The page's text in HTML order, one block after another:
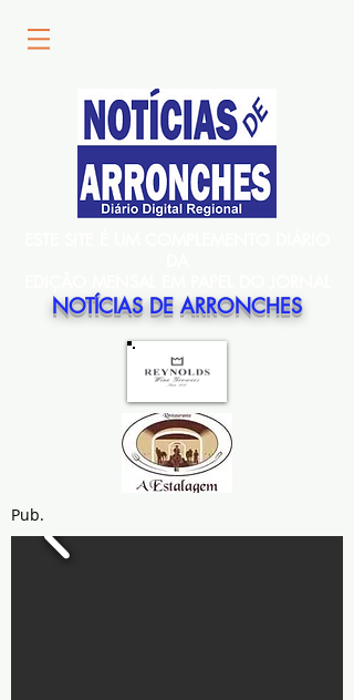
NOTÍCIAS DE ARRONCHES
Pub.